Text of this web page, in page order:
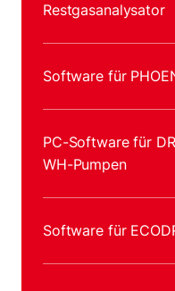
Restgasanalysator
Software für
PC-Software für
WH-Pumpen
Software für